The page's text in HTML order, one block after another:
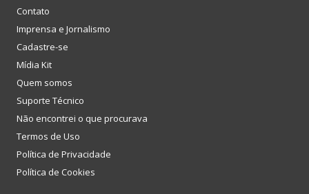
Contato
Imprensa e Jornalismo
Cadastre-se
Mídia Kit
Quem somos
Suporte Técnico
Não encontrei o que procurava
Termos de Uso
Política de Privacidade
Política de Cookies